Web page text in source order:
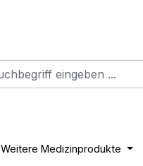
Weitere Medizinprodukte